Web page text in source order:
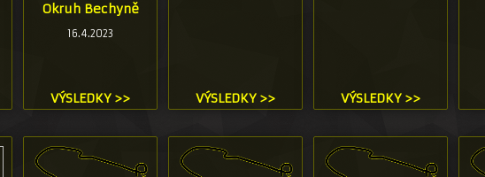
Okruh Bechyně
16.4.2023
VÝSLEDKY >> VÝSLEDKY >> VÝSLEDKY >>